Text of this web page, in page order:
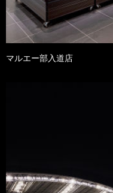
マルエー部入道店